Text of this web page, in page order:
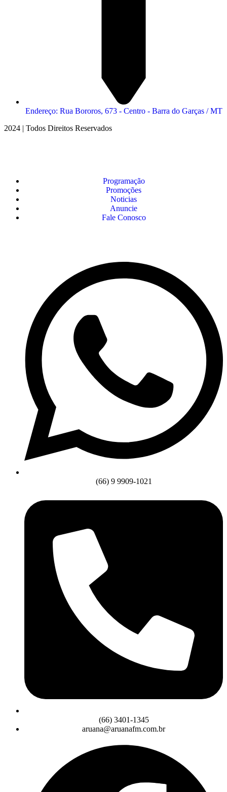
Endereço: Rua Bororos, 673 - Centro - Barra do Garças / MT
2024 | Todos Direitos Reservados
Programação
Promoções
Noticias
Anuncie
Fale Conosco
(66) 9 9909-1021
(66) 3401-1345
aruana@aruanafm.com.br